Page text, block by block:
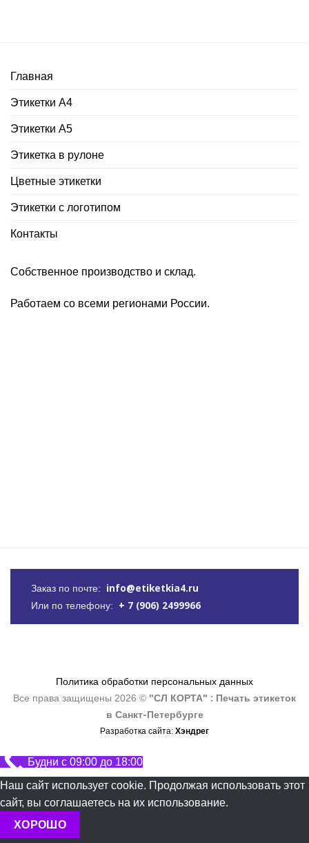
Главная
Этикетки А4
Этикетки А5
Этикетка в рулоне
Цветные этикетки
Этикетки с логотипом
Контакты
Собственное производство и склад.
Работаем со всеми регионами России.
Заказ по почте: info@etiketkia4.ru
Или по телефону: + 7 (906) 2499966
Политика обработки персональных данных
Все права защищены 2026 © "СЛ КОРТА" : Печать этикеток
в Санкт-Петербурге
Разработка сайта: Хэндрег
Будни с 09:00 до 18:00
Наш сайт использует cookie. Продолжая использовать этот
сайт, вы соглашаетесь на их использование.
ХОРОШО